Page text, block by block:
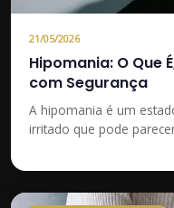
21/05/2026
Hipomania: O Que
com Segurança
A hipomania é um
irritado que pode